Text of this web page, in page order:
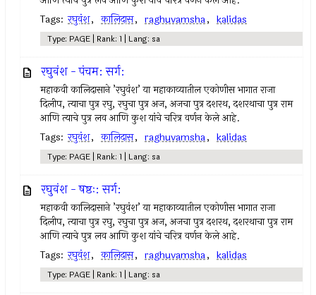
Tags: रघुवंश, कालिदास, raghuvamsha, kalidas
Type: PAGE | Rank: 1 | Lang: sa
रघुवंश - पंचम: सर्ग:
महाकवी कालिदासाने ’रघुवंश’ या महाकाव्यातील एकोणीस भागात राजा
दिलीप, त्याचा पुत्र रघु, रघुचा पुत्र अज, अजचा पुत्र दशरथ, दशरथाचा पुत्र राम
आणि त्याचे पुत्र लव आणि कुश यांचे चरित्र वर्णन केले आहे.
Tags: रघुवंश, कालिदास, raghuvamsha, kalidas
Type: PAGE | Rank: 1 | Lang: sa
रघुवंश - षष्ठः: सर्ग:
महाकवी कालिदासाने ’रघुवंश’ या महाकाव्यातील एकोणीस भागात राजा
दिलीप, त्याचा पुत्र रघु, रघुचा पुत्र अज, अजचा पुत्र दशरथ, दशरथाचा पुत्र राम
आणि त्याचे पुत्र लव आणि कुश यांचे चरित्र वर्णन केले आहे.
Tags: रघुवंश, कालिदास, raghuvamsha, kalidas
Type: PAGE | Rank: 1 | Lang: sa